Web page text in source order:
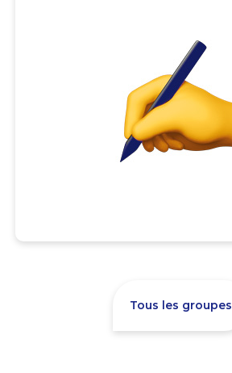
Tous les groupes